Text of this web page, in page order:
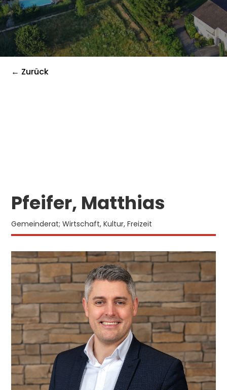
← Zurück
Pfeifer, Matthias
Gemeinderat; Wirtschaft, Kultur, Freizeit